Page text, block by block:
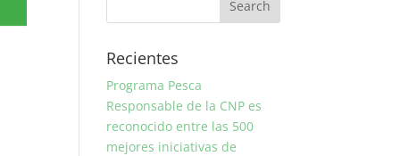
Recientes
Programa Pesca
Responsable de la CNP es
reconocido entre las 500
mejores iniciativas de